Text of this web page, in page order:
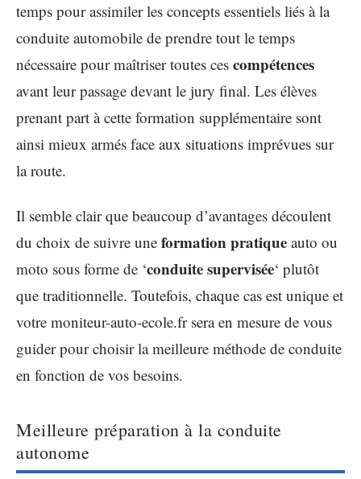
temps pour assimiler les concepts essentiels liés à la
conduite automobile de prendre tout le temps
nécessaire pour maîtriser toutes ces compétences
avant leur passage devant le jury final. Les élèves
prenant part à cette formation supplémentaire sont
ainsi mieux armés face aux situations imprévues sur
la route.
Il semble clair que beaucoup d’avantages découlent
du choix de suivre une formation pratique auto ou
moto sous forme de ‘conduite supervisée‘ plutôt
que traditionnelle. Toutefois, chaque cas est unique et
votre moniteur-auto-ecole.fr sera en mesure de vous
guider pour choisir la meilleure méthode de conduite
en fonction de vos besoins.
Meilleure préparation à la conduite
autonome